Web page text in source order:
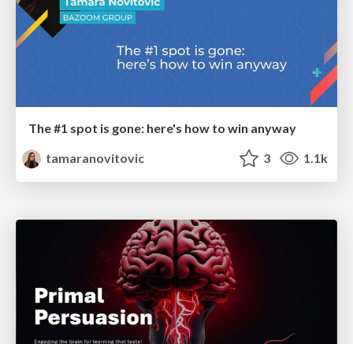
The #1 spot is gone: here's how to win anyway
tamaranovitovic
3 1.1k